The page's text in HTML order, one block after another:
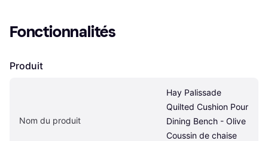
Fonctionnalités
Produit
Nom du produit
Hay Palissade
Quilted Cushion Pour
Dining Bench - Olive
Coussin de chaise